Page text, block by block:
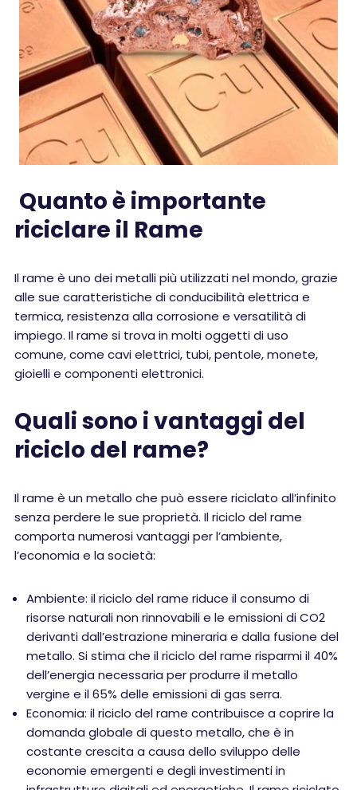
Quanto è importante
riciclare il Rame
Il rame è uno dei metalli più utilizzati nel mondo, grazie
alle sue caratteristiche di conducibilità elettrica e
termica, resistenza alla corrosione e versatilità di
impiego. Il rame si trova in molti oggetti di uso
comune, come cavi elettrici, tubi, pentole, monete,
gioielli e componenti elettronici.
Quali sono i vantaggi del
riciclo del rame?
Il rame è un metallo che può essere riciclato all’infinito
senza perdere le sue proprietà. Il riciclo del rame
comporta numerosi vantaggi per l’ambiente,
l’economia e la società:
Ambiente: il riciclo del rame riduce il consumo di
risorse naturali non rinnovabili e le emissioni di CO2
derivanti dall’estrazione mineraria e dalla fusione del
metallo. Si stima che il riciclo del rame risparmi il 40%
dell’energia necessaria per produrre il metallo
vergine e il 65% delle emissioni di gas serra.
Economia: il riciclo del rame contribuisce a coprire la
domanda globale di questo metallo, che è in
costante crescita a causa dello sviluppo delle
economie emergenti e degli investimenti in